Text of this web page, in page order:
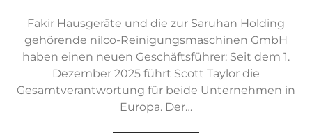
Fakir Hausgeräte und die zur Saruhan Holding
gehörende nilco-Reinigungsmaschinen GmbH
haben einen neuen Geschäftsführer: Seit dem 1.
Dezember 2025 führt Scott Taylor die
Gesamtverantwortung für beide Unternehmen in
Europa. Der…